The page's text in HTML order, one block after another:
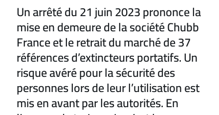
Un arrêté du 21 juin 2023 prononce la
mise en demeure de la société Chubb
France et le retrait du marché de 37
références d’extincteurs portatifs. Un
risque avéré pour la sécurité des
personnes lors de leur l’utilisation est
mis en avant par les autorités. En